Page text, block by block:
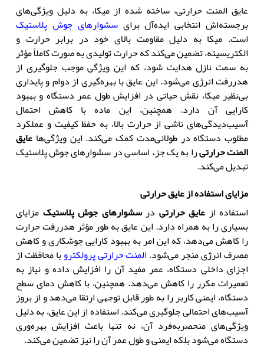
عایق المنت حرارتی، ساخته شده از میکا، به دلیل ویژگی‌های
برجسته‌اش انتخابی ایده‌آل برایسشوارهای جوش پلاستیک
است. میکا به دلیل مقاومت بالای خود در برابر حرارت و
الکتریسیته، تضمین می‌کند که حرارت تولیدی به صورت کاملاً مؤثر
به سمت نازل هدایت شود، که این ویژگی موجب جلوگیری از
هدررفت انرژی می‌شود. این عایق با بهره‌گیری از دوام و پایداری
بی‌نظیر میکا، نقش حیاتی در افزایش طول عمر دستگاه و بهبود
کارایی آن دارد. همچنین، این ماده با کاهش احتمال
آسیب‌دیدگی‌های ناشی از حرارت بالا، به حفظ کیفیت و عملکرد
مطلوب دستگاه در طولانی‌مدت کمک می‌کند. این ویژگی‌ها عایق
المنت حرارتیرا به یک جزء اساسی در سشوارهای جوش پلاستیک
تبدیل می‌کند.
مزایای استفاده از عایق حرارتی
استفاده از عایق حرارتی درسشوارهای جوش پلاستیک مزایای
بسیاری را به همراه دارد. این عایق به طور مؤثر هدررفت حرارت
را کاهش می‌دهد، که این امر به بهبود کارایی جوشکاری و کاهش
مصرف انرژی منجر می‌شود.المنت حرارتی پرولکتروبا محافظت از
اجزای داخلی دستگاه، عمر مفید آن را افزایش داده و نیاز به
تعمیرات مکرر را کاهش می‌دهد. همچنین، با کاهش دمای سطح
دستگاه، ایمنی کاربر را به طور قابل توجهی ارتقا می‌دهد و از بروز
آسیب‌های احتمالی جلوگیری می‌کند. استفاده از این عایق، به دلیل
ویژگی‌های منحصربه‌فرد آن، نه تنها باعث افزایش بهره‌وری
دستگاه می‌شود بلکه ایمنی و طول عمر آن را نیز تضمین می‌کند.